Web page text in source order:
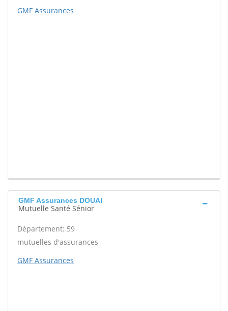
GMF Assurances
GMF Assurances DOUAI
Mutuelle Santé Sénior
Département: 59
mutuelles d'assurances
GMF Assurances